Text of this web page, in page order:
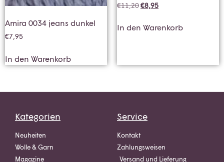
Amira 0034 jeans dunkel
€7,95
In den Warenkorb
€11,20€8,95
In den Warenkorb
Kategorien
Neuheiten
Wolle & Garn
Magazine
Service
Kontakt
Zahlungsweisen
Versand und Lieferung